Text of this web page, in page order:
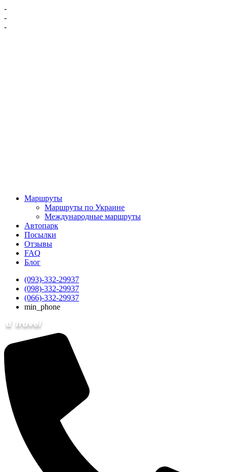
-
-
-
Маршруты
Маршруты по Украине
Международные маршруты
Автопарк
Посылки
Отзывы
FAQ
Блог
(093)-332-29937
(098)-332-29937
(066)-332-29937
min_phone